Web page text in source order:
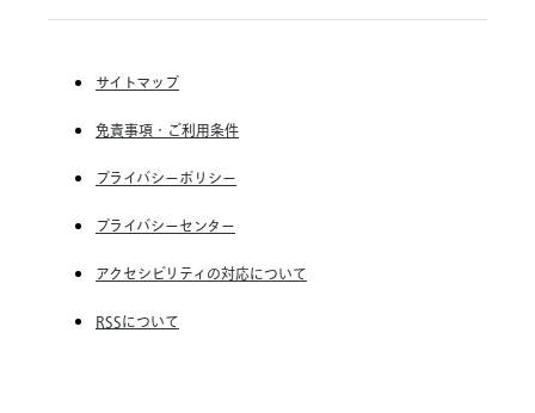
RGF Staffing France SAS
RGF Staffing Germany GmbH
RGF Staffing the Netherlands B.V.
Unique NV
サイトマップ
免責事項・ご利用条件
プライバシーポリシー
プライバシーセンター
アクセシビリティの対応について
RSSについて